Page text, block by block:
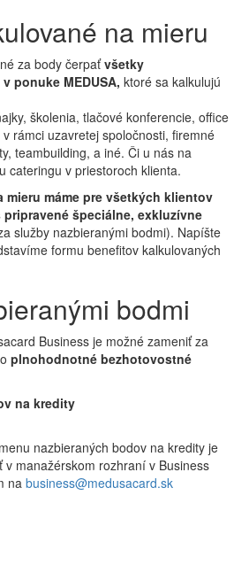
na mieru
za body čerpaťvšetky
ponuke MEDUSA, ktoré sa kalkulujú
školenia, tlačové konferencie, office
rámci uzavretej spoločnosti, firemné
teambuilding, a iné. Či u nás na
cateringu v priestoroch klienta.
mieru máme pre všetkých klientov
špeciálne, exkluzívne
služby nazbieranými bodmi). Napíšte
formu benefitov kalkulovaných
bodmi
Business je možné zameniť za
plnohodnotné bezhotovostné
na kredity
nazbieraných bodov na kredity je
v manažérskom rozhraní v Business
na business@medusacard.sk